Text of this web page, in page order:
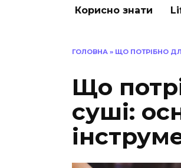
Корисно знати
ГОЛОВНА » ЩО ПОТРІБНО
Що
суші: